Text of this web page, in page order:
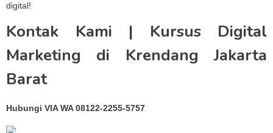
digital!
Kontak Kami | Kursus Digital
Marketing di Krendang Jakarta
Barat
Hubungi VIA WA 08122-2255-5757